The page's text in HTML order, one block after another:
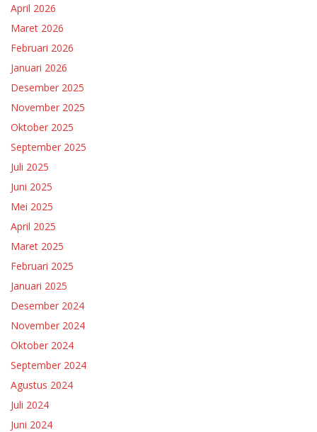
April 2026
Maret 2026
Februari 2026
Januari 2026
Desember 2025
November 2025
Oktober 2025
September 2025
Juli 2025
Juni 2025
Mei 2025
April 2025
Maret 2025
Februari 2025
Januari 2025
Desember 2024
November 2024
Oktober 2024
September 2024
Agustus 2024
Juli 2024
Juni 2024